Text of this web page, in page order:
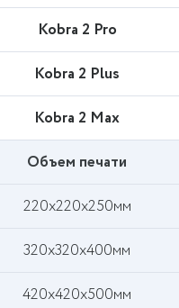
Kobra 2 Pro
Kobra 2 Plus
Kobra 2 Max
Объем печати
220х220х250мм
320х320х400мм
420х420х500мм